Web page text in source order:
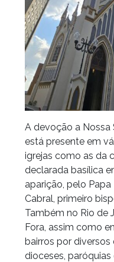
A devoção a Nossa
está presente em
igrejas como as da
declarada basílica
aparição, pelo
Cabral, primeiro
Também no Rio de
Fora, assim como
bairros por
dioceses,